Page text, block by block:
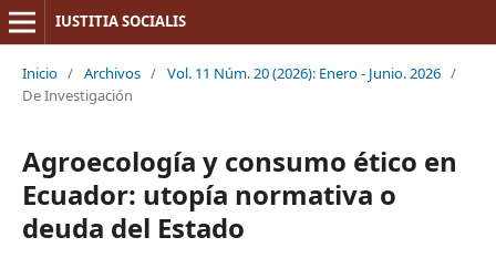
IUSTITIA SOCIALIS
Inicio / Archivos / Vol. 11 Núm. 20 (2026): Enero - Junio. 2026 /
De Investigación
Agroecología y consumo ético en
Ecuador: utopía normativa o
deuda del Estado